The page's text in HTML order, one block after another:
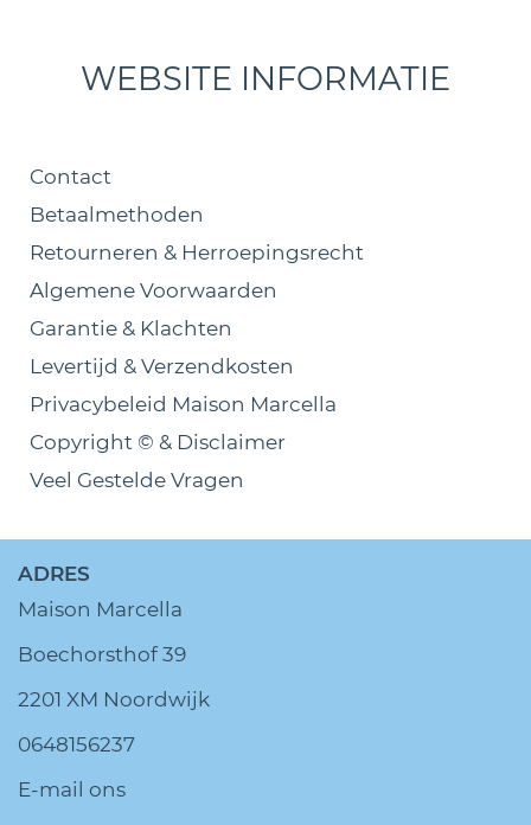
WEBSITE INFORMATIE
Contact
Betaalmethoden
Retourneren & Herroepingsrecht
Algemene Voorwaarden
Garantie & Klachten
Levertijd & Verzendkosten
Privacybeleid Maison Marcella
Copyright © & Disclaimer
Veel Gestelde Vragen
ADRES
Maison Marcella
Boechorsthof 39
2201 XM Noordwijk
0648156237
E-mail ons